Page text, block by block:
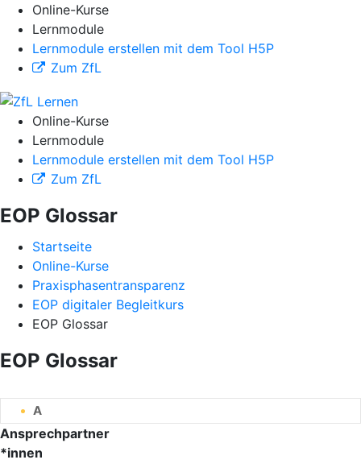
Online-Kurse
Lernmodule
Lernmodule erstellen mit dem Tool H5P
Zum ZfL
Online-Kurse
Lernmodule
Lernmodule erstellen mit dem Tool H5P
Zum ZfL
EOP Glossar
Startseite
Online-Kurse
Praxisphasentransparenz
EOP digitaler Begleitkurs
EOP Glossar
EOP Glossar
A
Ansprechpartner
*innen